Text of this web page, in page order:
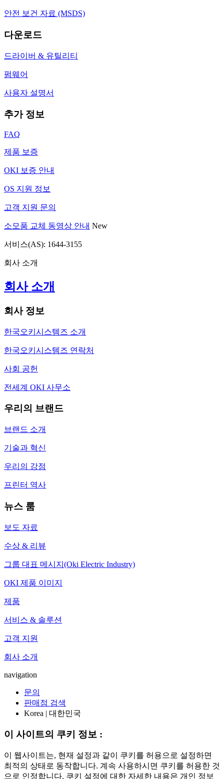
안전 보건 자료 (MSDS)
다운로드
드라이버 & 유틸리티
펌웨어
사용자 설명서
추가 정보
FAQ
제품 보증
OKI 보증 안내
OS 지원 정보
고객 지원 문의
소모품 교체 동영상 안내 New
서비스(AS): 1644-3155
회사 소개
회사 소개
회사 정보
한국오키시스템즈 소개
한국오키시스템즈 연락처
사회 공헌
전세계 OKI 사무소
우리의 브랜드
브랜드 소개
기술과 혁신
우리의 강점
프린터 역사
뉴스 룸
보도 자료
수상 & 리뷰
그룹 대표 메시지(Oki Electric Industry)
OKI 제품 이미지
제품
서비스 & 솔루션
고객 지원
회사 소개
navigation
문의
판매점 검색
Korea | 대한민국
이 사이트의 쿠키 정보 :
이 웹사이트는, 현재 설정과 같이 쿠키를 허용으로 설정하면
최적의 상태로 동작합니다. 계속 사용하시면 쿠키를 허용한 것
으로 인정합니다. 쿠키 설정에 대한 자세한 내용은 개인 정보